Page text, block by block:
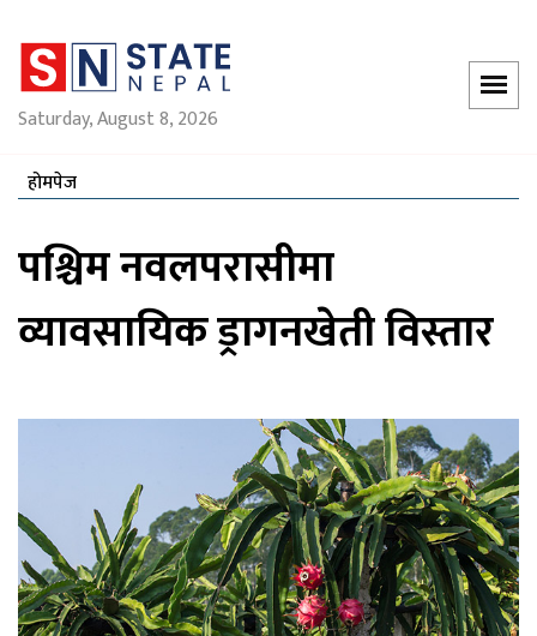
Saturday, August 8, 2026
होमपेज
पश्चिम नवलपरासीमा
व्यावसायिक ड्रागनखेती विस्तार